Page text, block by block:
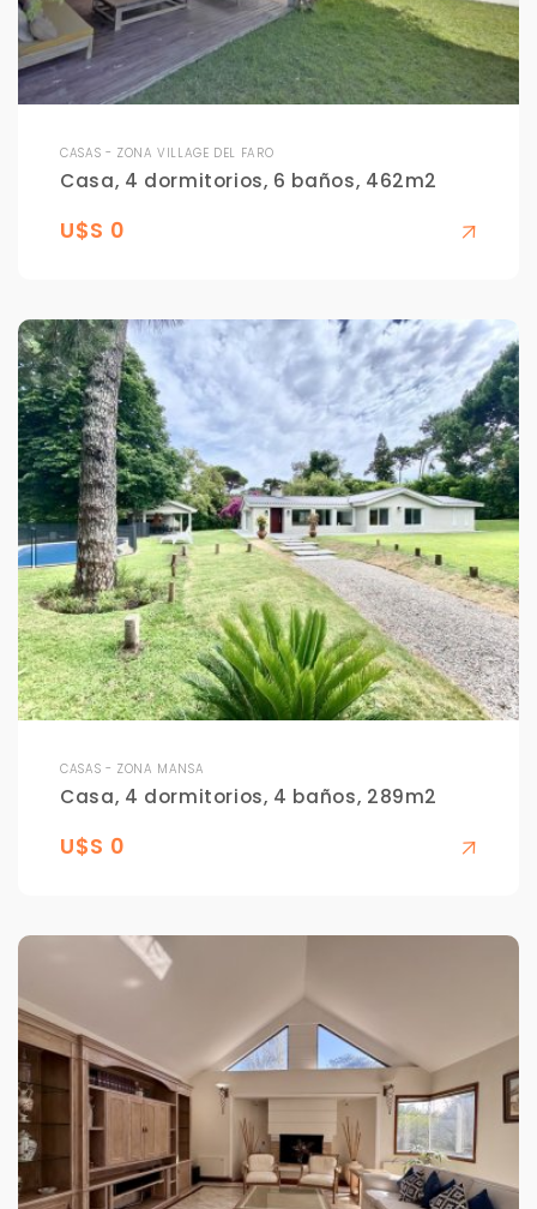
CASAS - ZONA VILLAGE DEL FARO
Casa, 4 dormitorios, 6 baños, 462m2
U$S 0
CASAS - ZONA MANSA
Casa, 4 dormitorios, 4 baños, 289m2
U$S 0
Tus datos están seguros
No compartimos tu información ni enviamos spam.
Uso exclusivo
Buscamos darte la mejor experiencia.
Con estos datos podemos responderte mejor y
más rápido.